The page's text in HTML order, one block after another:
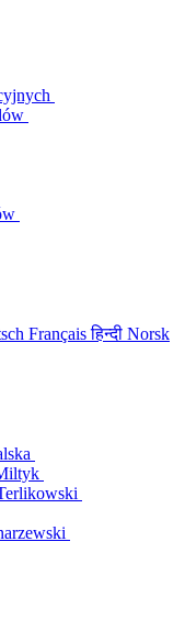
Françaisहिन्दी Norsk